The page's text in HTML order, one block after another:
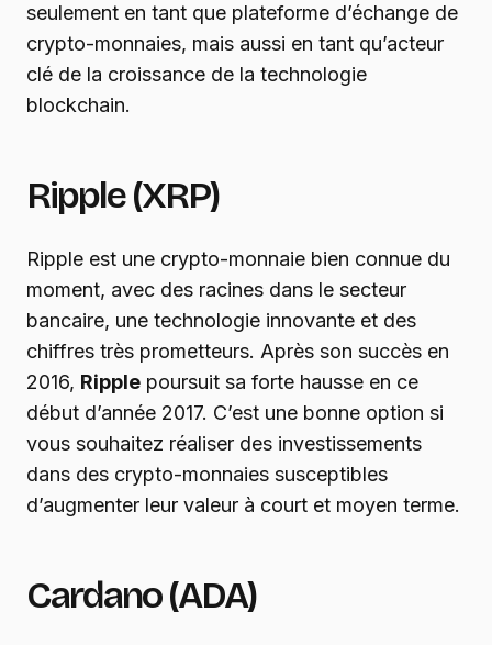
seulement en tant que plateforme d’échange de
crypto-monnaies, mais aussi en tant qu’acteur
clé de la croissance de la technologie
blockchain.
Ripple (XRP)
Ripple est une crypto-monnaie bien connue du
moment, avec des racines dans le secteur
bancaire, une technologie innovante et des
chiffres très prometteurs. Après son succès en
2016, Ripple poursuit sa forte hausse en ce
début d’année 2017. C’est une bonne option si
vous souhaitez réaliser des investissements
dans des crypto-monnaies susceptibles
d’augmenter leur valeur à court et moyen terme.
Cardano (ADA)